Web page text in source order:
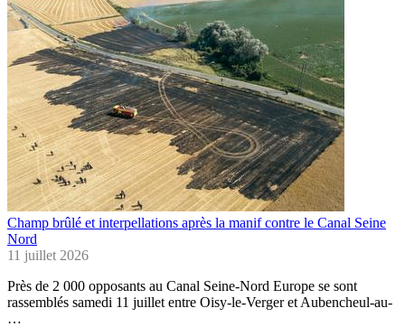
Champ brûlé et interpellations après la manif contre le Canal Seine
Nord
11 juillet 2026
Près de 2 000 opposants au Canal Seine-Nord Europe se sont
rassemblés samedi 11 juillet entre Oisy-le-Verger et Aubencheul-au-
…